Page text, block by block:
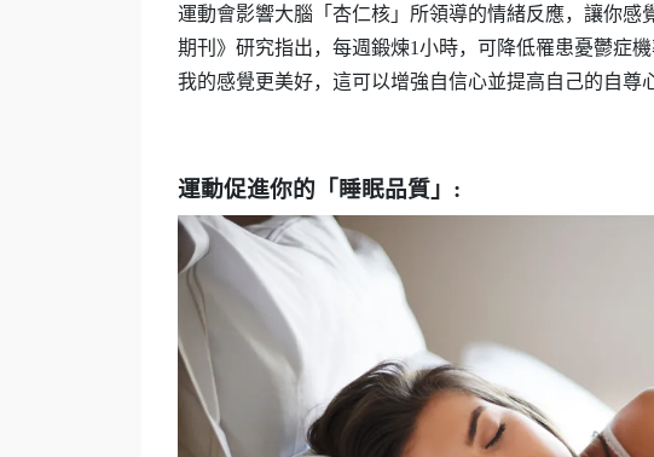
運動會影響大腦「杏仁核」所領導的情緒反應，讓你
期刊》研究指出，每週鍛煉1小時，可降低罹患憂鬱症
我的感覺更美好，這可以增強自信心並提高自己的自尊
運動促進你的「睡眠品質」 :